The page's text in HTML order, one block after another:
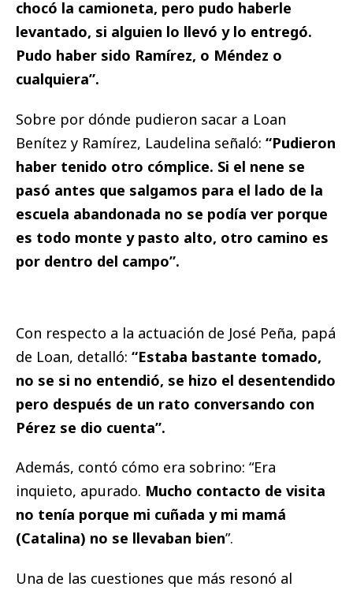
chocó la camioneta, pero pudo haberle
levantado, si alguien lo llevó y lo entregó.
Pudo haber sido Ramírez, o Méndez o
cualquiera”.
Sobre por dónde pudieron sacar a Loan
Benítez y Ramírez, Laudelina señaló: “Pudieron
haber tenido otro cómplice. Si el nene se
pasó antes que salgamos para el lado de la
escuela abandonada no se podía ver porque
es todo monte y pasto alto, otro camino es
por dentro del campo”.
Con respecto a la actuación de José Peña, papá
de Loan, detalló: “Estaba bastante tomado,
no se si no entendió, se hizo el desentendido
pero después de un rato conversando con
Pérez se dio cuenta”.
Además, contó cómo era sobrino: “Era
inquieto, apurado. Mucho contacto de visita
no tenía porque mi cuñada y mi mamá
(Catalina) no se llevaban bien”.
Una de las cuestiones que más resonó al